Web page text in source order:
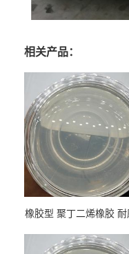
相关产品：
橡胶型 聚丁二烯橡胶 耐
性